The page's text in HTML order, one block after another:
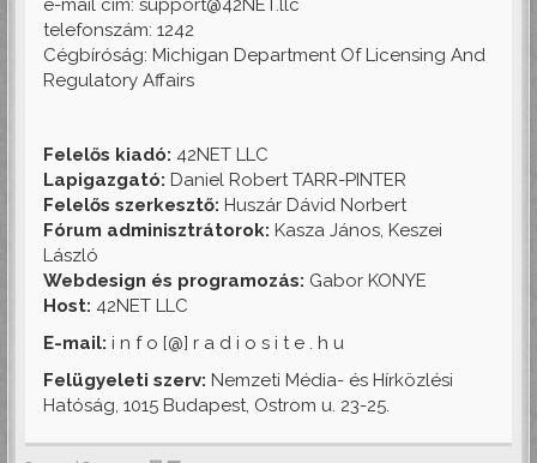
e-mail cím: support@42NET.llc
telefonszám: 1242
Cégbíróság: Michigan Department Of Licensing And
Regulatory Affairs
Felelős kiadó: 42NET LLC
Lapigazgató: Daniel Robert TARR-PINTER
Felelős szerkesztő: Huszár Dávid Norbert
Fórum adminisztrátorok: Kasza János, Keszei
László
Webdesign és programozás: Gabor KONYE
Host: 42NET LLC
E-mail: i n f o [@] r a d i o s i t e . h u
Felügyeleti szerv: Nemzeti Média- és Hírközlési
Hatóság, 1015 Budapest, Ostrom u. 23-25.